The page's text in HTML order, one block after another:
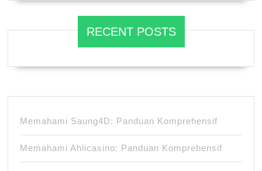
RECENT POSTS
Memahami Saung4D: Panduan Komprehensif
Memahami Ahlicasino: Panduan Komprehensif